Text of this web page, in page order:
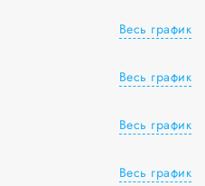
Весь график
Весь график
Весь график
Весь график